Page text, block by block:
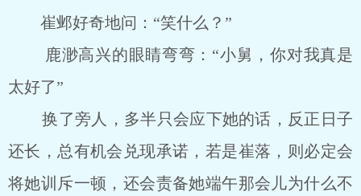
崔邺好奇地问：“笑什么？”
鹿渺高兴的眼睛弯弯：“小舅，你对我真是
太好了”
换了旁人，多半只会应下她的话，反正日子
还长，总有机会兑现承诺，若是崔落，则必定会
将她训斥一顿，还会责备她端午那会儿为什么不